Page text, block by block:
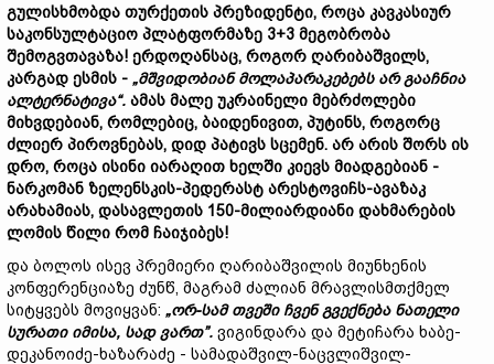
გულისხმობდა თურქეთის პრეზიდენტი, როცა კავკასიურ
საკონსულტაციო პლატფორმაზე 3+3 მეგობრობა
შემოგვთავაზა! ერდოღანსაც, როგორ ღარიბაშვილს,
კარგად ესმის - „მშვიდობიან მოლაპარაკებებს არ გააჩნია
ალტერნატივა“. ამას მალე უკრაინელი მებრძოლები
მიხვდებიან, რომლებიც, ბაიდენივით, პუტინს, როგორც
ძლიერ პიროვნებას, დიდ პატივს სცემენ. არ არის შორს ის
დრო, როცა ისინი იარაღით ხელში კიევს მიადგებიან -
ნარკომან ზელენსკის-პედერასტ არესტოვიჩს-ავაზაკ
არახამიას, დასავლეთის 150-მილიარდიანი დახმარების
ლომის წილი რომ ჩაიჯიბეს!
და ბოლოს ისევ პრემიერი ღარიბაშვილის მიუნხენის
კონფერენციაზე ძუნწ, მაგრამ ძალიან მრავლისმთქმელ
სიტყვებს მოვიყვან: „ორ-სამ თვეში ჩვენ გვექნება ნათელი
სურათი იმისა, სად ვართ”. ვიგინდარა და მეტიჩარა ხაბე-
დეკანოიძე-ხაზარაძე - სამადაშვილ-ნაცვლიშვილ-